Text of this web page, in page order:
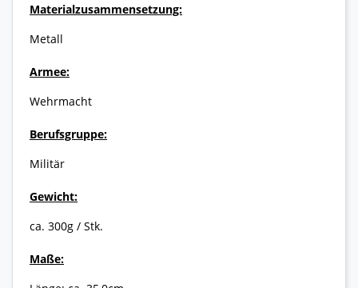
Materialzusammensetzung:
Metall
Armee:
Wehrmacht
Berufsgruppe:
Militär
Gewicht:
ca. 300g / Stk.
Maße: